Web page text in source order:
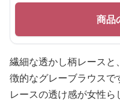
商品
繊細な透かし柄レース
徴的なグレーブラウスで
レースの透け感が女性